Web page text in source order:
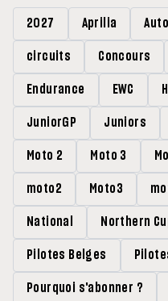
2027 Aprilia Auto
circuits Concours
Endurance EWC
JuniorGP Juniors
Moto 2 Moto 3
moto2 Moto3
National Northern
Pilotes Belges
Pourquoi s'abonner ?